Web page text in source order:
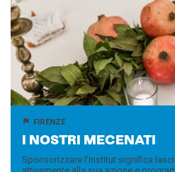
FIRENZE
I NO­STRI ME­CE­NA­TI
Sponsorizzare l’Institut significa